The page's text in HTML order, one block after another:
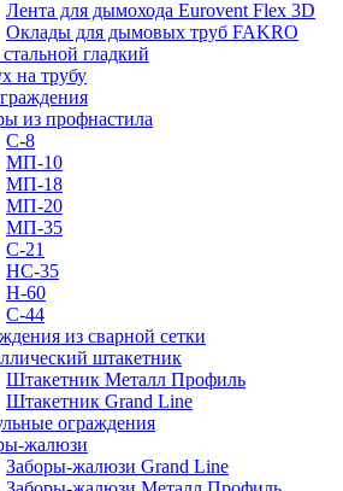
Лента для дымохода Eurovent Flex 3D
Оклады для дымовых труб FAKRO
гладкий
на трубу
из профнастила
С-8
МП-10
МП-18
МП-20
МП-35
С-21
НС-35
Н-60
С-44
из сварной сетки
штакетник
Штакетник Металл Профиль
Штакетник Grand Line
ограждения
жалюзи
Заборы-жалюзи Grand Line